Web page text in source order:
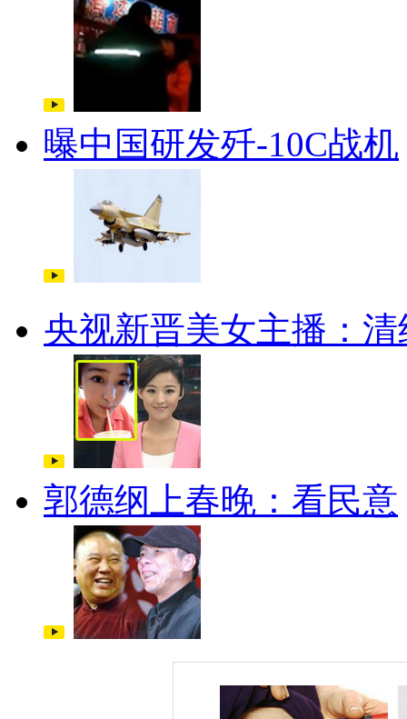
曝中国研发歼-10C战机
央视新晋美女主播：清
郭德纲上春晚：看民意